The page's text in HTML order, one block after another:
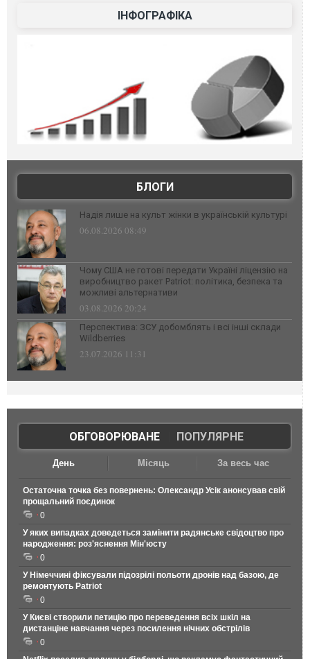
ІНФОГРАФІКА
БЛОГИ
Надія лише на культ жінки в українській культурі
06.08.2026 08:49
Чому США не готові передати Україні ліцензію на
виробництво ракет Patriot: політика, безпека та
можливі альтернативи
03.08.2026 20:24
Перспектива: ЗСУ добомблять і всі інші склади
Wildberries
23.07.2026 11:31
ОБГОВОРЮВАНЕ| ПОПУЛЯРНЕ
День Місяць За весь час
Остаточна точка без повернень: Олександр Усік анонсував свій
прощальний поєдинок
0
У яких випадках доведеться замінити радянське свідоцтво про
народження: роз'яснення Мін'юсту
0
У Німеччині фіксували підозрілі польоти дронів над базою, де
ремонтують Patriot
0
У Києві створили петицію про переведення всіх шкіл на
дистанціне навчання через посилення нічних обстрілів
0